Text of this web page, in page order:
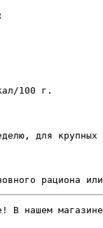
100 г.
для крупных
рациона
В нашем